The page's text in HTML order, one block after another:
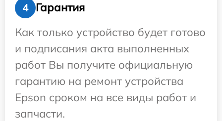
4
Гарантия
Как только устройство будет готово
и подписания акта выполненных
работ Вы получите официальную
гарантию на ремонт устройства
Epson сроком на все виды работ и
запчасти.